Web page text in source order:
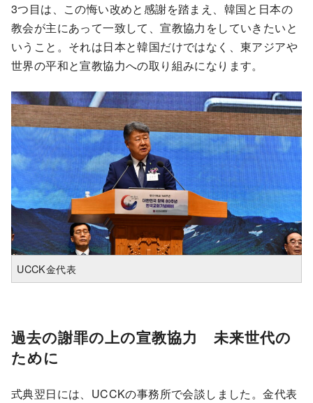
3つ目は、この悔い改めと感謝を踏まえ、韓国と日本の
教会が主にあって一致して、宣教協力をしていきたいと
いうこと。それは日本と韓国だけではなく、東アジアや
世界の平和と宣教協力への取り組みになります。
UCCK金代表
過去の謝罪の上の宣教協力 未来世代の
ために
式典翌日には、UCCKの事務所で会談しました。金代表